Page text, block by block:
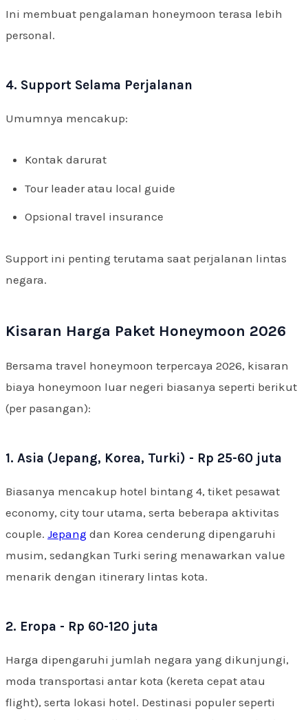
Ini membuat pengalaman honeymoon terasa lebih
personal.
4. Support Selama Perjalanan
Umumnya mencakup:
Kontak darurat
Tour leader atau local guide
Opsional travel insurance
Support ini penting terutama saat perjalanan lintas
negara.
Kisaran Harga Paket Honeymoon 2026
Bersama travel honeymoon terpercaya 2026, kisaran
biaya honeymoon luar negeri biasanya seperti berikut
(per pasangan):
1. Asia (Jepang, Korea, Turki) - Rp 25-60 juta
Biasanya mencakup hotel bintang 4, tiket pesawat
economy, city tour utama, serta beberapa aktivitas
couple. Jepang dan Korea cenderung dipengaruhi
musim, sedangkan Turki sering menawarkan value
menarik dengan itinerary lintas kota.
2. Eropa - Rp 60-120 juta
Harga dipengaruhi jumlah negara yang dikunjungi,
moda transportasi antar kota (kereta cepat atau
flight), serta lokasi hotel. Destinasi populer seperti